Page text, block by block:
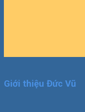
Giới thiệu Đức Vũ